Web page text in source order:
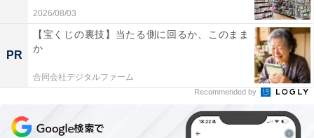
施設内には「大衆食堂スタンドそのだ」があり、お
風呂上がりに昭和レトロな雰囲気の中で食事が楽し
早朝5時から深夜25時まで営業しているため、朝湯
2026/08/03
PR
【宝くじの裏技】当たる側に回るか、このまま
か
合同会社デジタルファーム
Recommended by